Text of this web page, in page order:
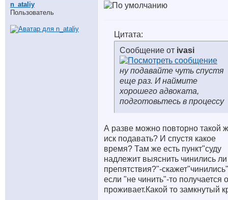
n_ataliy
Пользователь
Цитата:
Сообщение от ivasi
ну подавайте чуть спустя
еще раз. И наймите
хорошего адвоката,
подготовьтесь в процессу
А разве можно повторно такой
иск подавать? И спустя какое
время? Там же есть пункт"суду
надлежит выяснить чинились ли
препятствия?"-
если "не чинить"-то получается
проживает.Какой то замкнутый